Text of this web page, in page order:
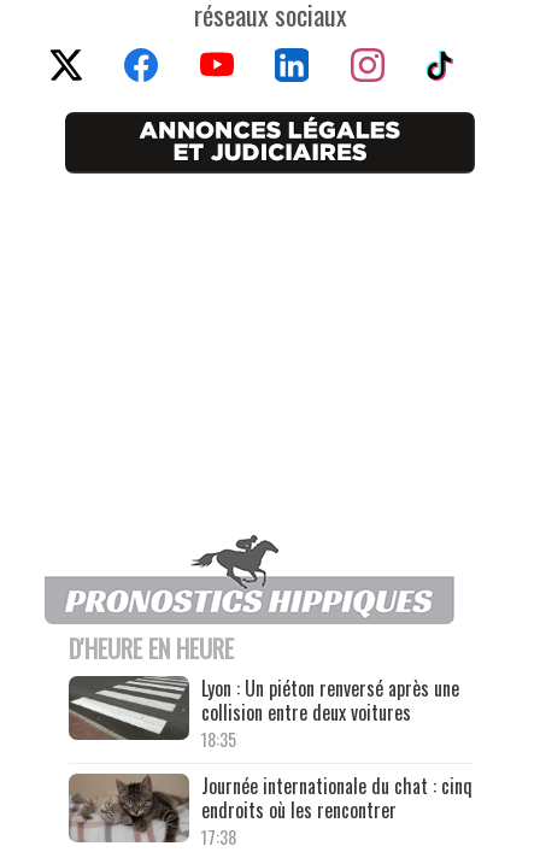
réseaux sociaux
D'HEURE EN HEURE
Lyon : Un piéton renversé après une
collision entre deux voitures
18:35
Journée internationale du chat : cinq
endroits où les rencontrer
17:38